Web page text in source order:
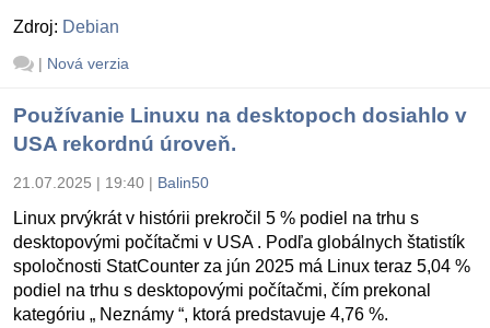
Zdroj: Debian
| Nová verzia
Používanie Linuxu na desktopoch dosiahlo v
USA rekordnú úroveň.
21.07.2025 | 19:40 | Balin50
Linux prvýkrát v histórii prekročil 5 % podiel na trhu s
desktopovými počítačmi v USA . Podľa globálnych štatistík
spoločnosti StatCounter za jún 2025 má Linux teraz 5,04 %
podiel na trhu s desktopovými počítačmi, čím prekonal
kategóriu „ Neznámy “, ktorá predstavuje 4,76 %.